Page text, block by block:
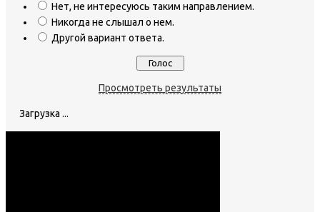
Нет, не интересуюсь таким направлением.
Никогда не слышал о нем.
Другой вариант ответа.
Просмотреть результаты
Загрузка ...